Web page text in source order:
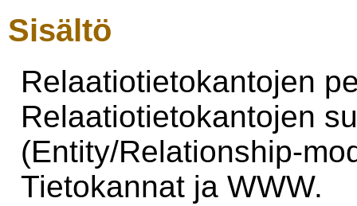
Sisältö
Relaatiotietokantojen
Relaatiotietokantojen
(Entity/Relationship-
Tietokannat ja WWW.